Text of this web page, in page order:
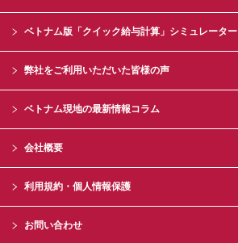
ベトナム版「クイック給与計算」シミュレーター
弊社をご利用いただいた皆様の声
ベトナム現地の最新情報コラム
会社概要
利用規約・個人情報保護
お問い合わせ